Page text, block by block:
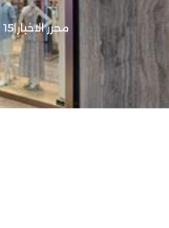
محرر الاخبار|15 مايو, 2026